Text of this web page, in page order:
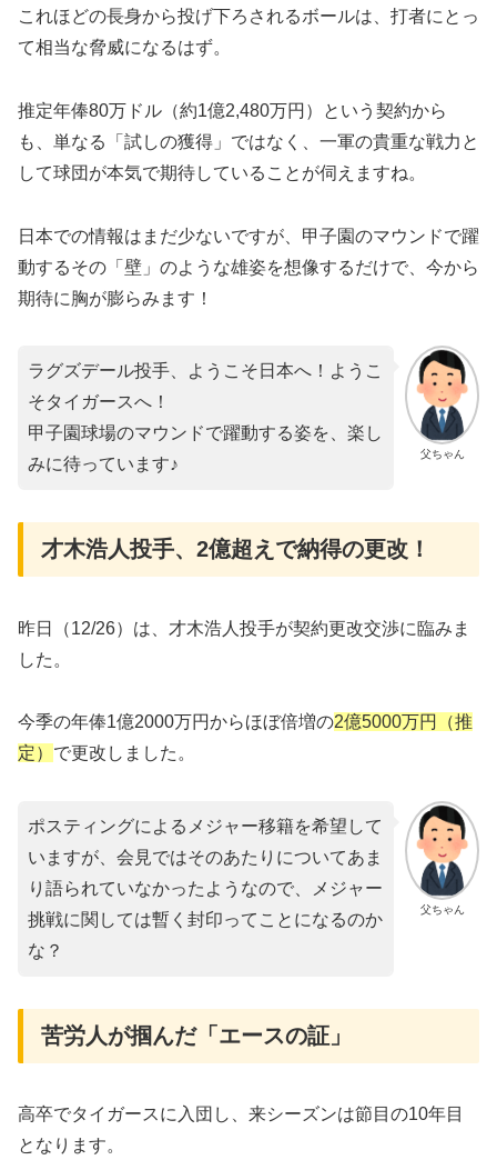
これほどの長身から投げ下ろされるボールは、打者にとっ
て相当な脅威になるはず。
推定年俸80万ドル（約1億2,480万円）という契約から
も、単なる「試しの獲得」ではなく、一軍の貴重な戦力と
して球団が本気で期待していることが伺えますね。
日本での情報はまだ少ないですが、甲子園のマウンドで躍
動するその「壁」のような雄姿を想像するだけで、今から
期待に胸が膨らみます！
父ちゃん
ラグズデール投手、ようこそ日本へ！ようこ
そタイガースへ！
甲子園球場のマウンドで躍動する姿を、楽し
みに待っています♪
才木浩人投手、2億超えで納得の更改！
昨日（12/26）は、才木浩人投手が契約更改交渉に臨みま
した。
今季の年俸1億2000万円からほぼ倍増の2億5000万円（推
定） で更改しました。
父ちゃん
ポスティングによるメジャー移籍を希望して
いますが、会見ではそのあたりについてあま
り語られていなかったようなので、メジャー
挑戦に関しては暫く封印ってことになるのか
な？
苦労人が掴んだ「エースの証」
高卒でタイガースに入団し、来シーズンは節目の10年目
となります。